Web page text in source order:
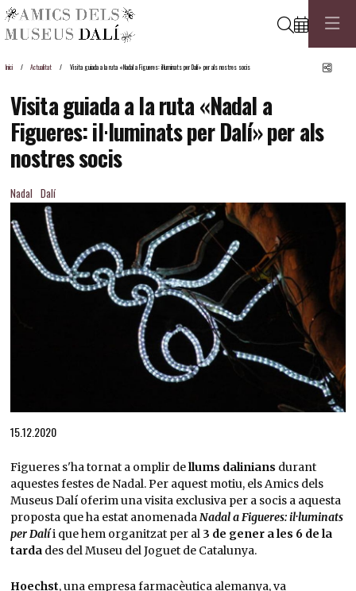
Cerca
Inici Actualitat Visita guiada a la ruta «Nadal a Figueres: il·luminats per Dalí» per als nostres socis
Visita guiada a la ruta «Nadal a
Figueres: il·luminats per Dalí» per als
nostres socis
Nadal Dalí
15.12.2020
Figueres s'ha tornat a omplir dellums dalinians durant
aquestes festes de Nadal. Per aquest motiu, els Amics dels
Museus Dalí oferim una visita exclusiva per a socis a aquesta
proposta que ha estat anomenadaNadal a Figueres: il·luminats
per Dalíi que hem organitzat per al 3 de gener a les 6 de la
tarda des del Museu del Joguet de Catalunya.
Hoechst, una empresa farmacèutica alemanya, va